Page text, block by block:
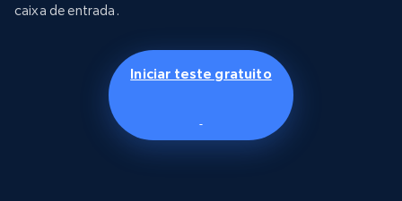
caixa de entrada.
Iniciar teste gratuito